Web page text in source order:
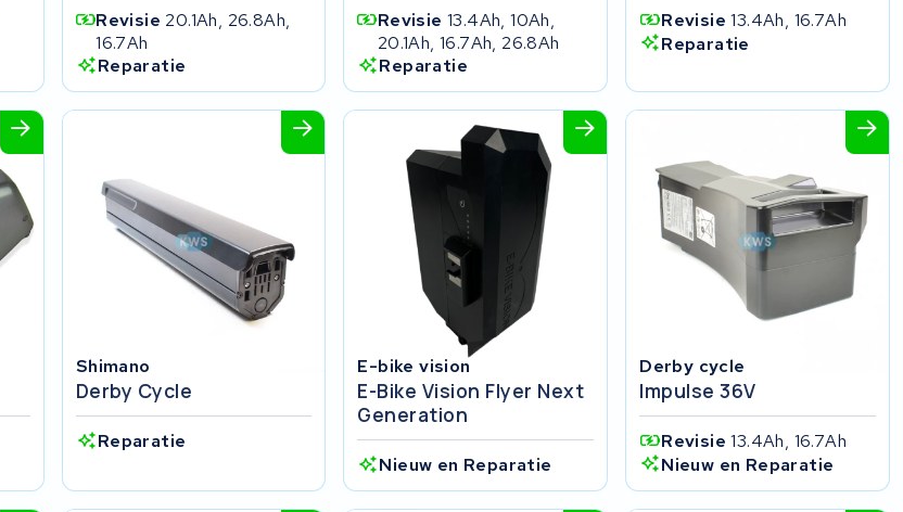
Revisie 20.1Ah, 26.8Ah,
16.7Ah
Reparatie
Revisie13.4Ah, 10Ah,
20.1Ah, 16.7Ah, 26.8Ah
Reparatie
Revisie13.4Ah, 16.7Ah
Reparatie
Shimano
Derby Cycle
Reparatie
E-bike vision
E-Bike Vision Flyer Next
Generation
Nieuw en Reparatie
Derby cycle
Impulse 36V
Revisie13.4Ah, 16.7Ah
Nieuw en Reparatie